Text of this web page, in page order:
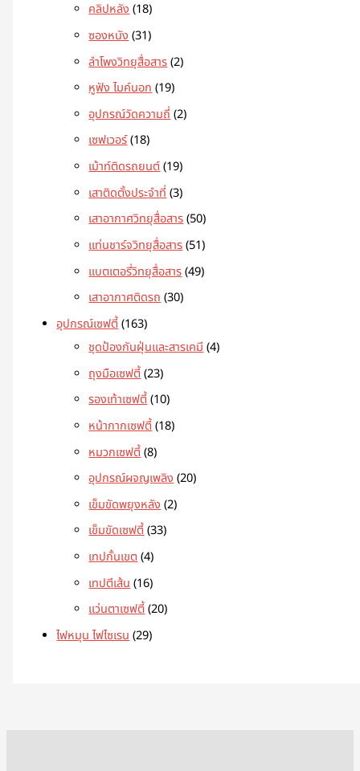
คลิปหลัง 18
ซองหนัง 31
ลำโพงวิทยุสื่อสาร 2
หูฟัง ไมค์นอก 19
อุปกรณ์วัดความถี่ 2
เซฟเวอร์ 18
เม้าท์ติดรถยนต์ 19
เสาติดตั้งประจำที่ 3
เสาอากาศวิทยุสื่อสาร 50
แท่นชาร์จวิทยุสื่อสาร 51
แบตเตอรี่วิทยุสื่อสาร 49
เสาอากาศติดรถ 30
อุปกรณ์เซฟตี้ 163
ชุดป้องกันฝุ่นและสารเคมี 4
ถุงมือเซฟตี้ 23
รองเท้าเซฟตี้ 10
หน้ากากเซฟตี้ 18
หมวกเซฟตี้ 8
อุปกรณ์ผจญเพลิง 20
เข็มขัดพยุงหลัง 2
เข็มขัดเซฟตี้ 33
เทปกั้นเขต 4
เทปตีเส้น 16
แว่นตาเซฟตี้ 20
ไฟหมุน ไฟไซเรน 29